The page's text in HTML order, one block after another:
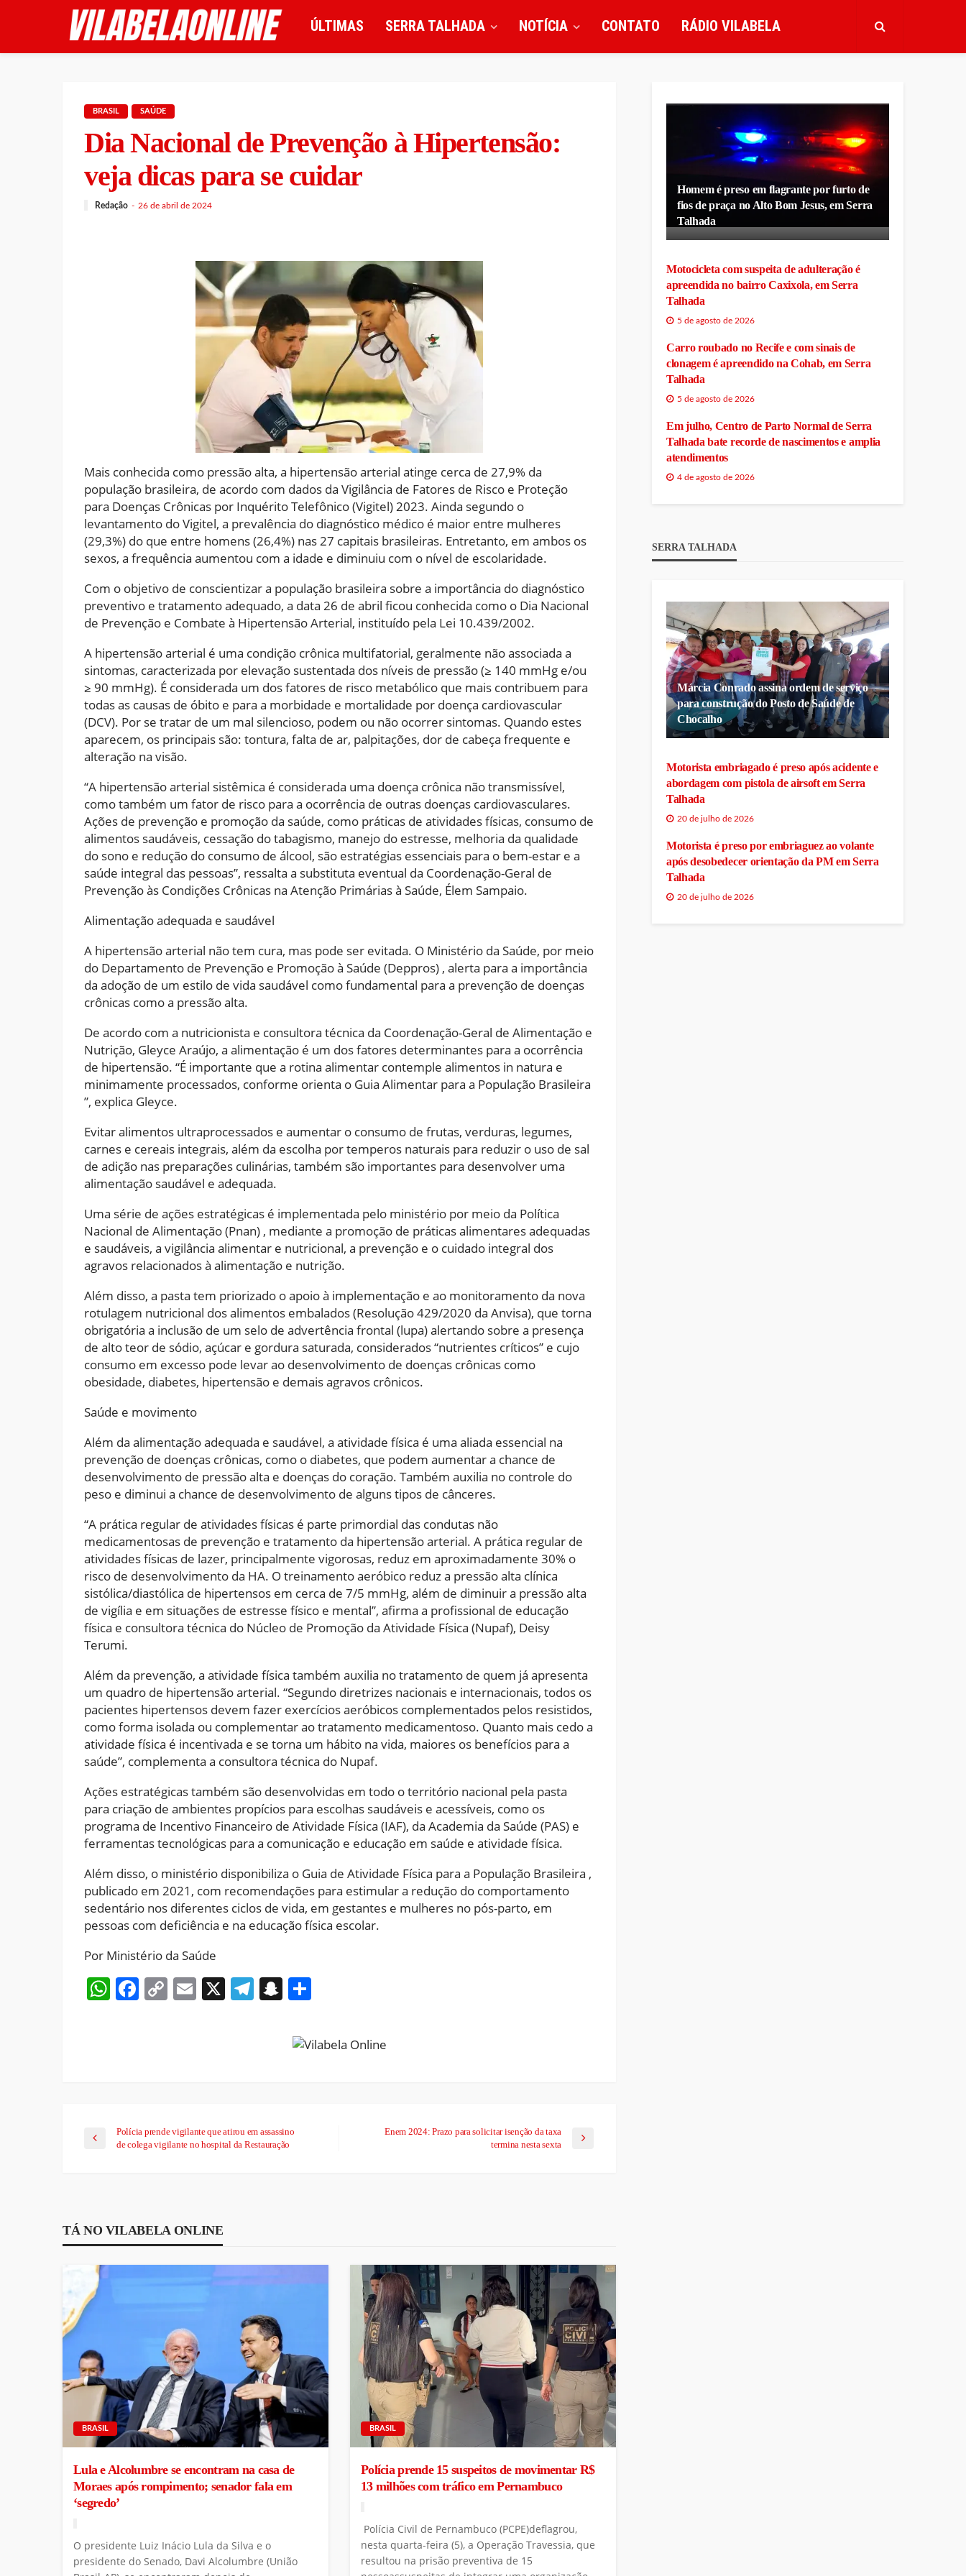
ÚLTIMAS SERRA TALHADA NOTÍCIA CONTATO RÁDIO VILABELA
BRASIL SAÚDE
Dia Nacional de Prevenção à Hipertensão:
veja dicas para se cuidar
Redação 26 de abril de 2024
Mais conhecida como pressão alta, a hipertensão arterial atinge cerca de 27,9% da
população brasileira, de acordo com dados da Vigilância de Fatores de Risco e Proteção
para Doenças Crônicas por Inquérito Telefônico (Vigitel) 2023. Ainda segundo o
levantamento do Vigitel, a prevalência do diagnóstico médico é maior entre mulheres
(29,3%) do que entre homens (26,4%) nas 27 capitais brasileiras. Entretanto, em ambos os
sexos, a frequência aumentou com a idade e diminuiu com o nível de escolaridade.
Com o objetivo de conscientizar a população brasileira sobre a importância do diagnóstico
preventivo e tratamento adequado, a data 26 de abril ficou conhecida como o Dia Nacional
de Prevenção e Combate à Hipertensão Arterial, instituído pela Lei 10.439/2002.
A hipertensão arterial é uma condição crônica multifatorial, geralmente não associada a
sintomas, caracterizada por elevação sustentada dos níveis de pressão (≥ 140 mmHg e/ou
≥ 90 mmHg). É considerada um dos fatores de risco metabólico que mais contribuem para
todas as causas de óbito e para a morbidade e mortalidade por doença cardiovascular
(DCV). Por se tratar de um mal silencioso, podem ou não ocorrer sintomas. Quando estes
aparecem, os principais são: tontura, falta de ar, palpitações, dor de cabeça frequente e
alteração na visão.
“A hipertensão arterial sistêmica é considerada uma doença crônica não transmissível,
como também um fator de risco para a ocorrência de outras doenças cardiovasculares.
Ações de prevenção e promoção da saúde, como práticas de atividades físicas, consumo de
alimentos saudáveis, cessação do tabagismo, manejo do estresse, melhoria da qualidade
do sono e redução do consumo de álcool, são estratégias essenciais para o bem-estar e a
saúde integral das pessoas”, ressalta a substituta eventual da Coordenação-Geral de
Prevenção às Condições Crônicas na Atenção Primárias à Saúde, Élem Sampaio.
Alimentação adequada e saudável
A hipertensão arterial não tem cura, mas pode ser evitada. O Ministério da Saúde, por meio
do Departamento de Prevenção e Promoção à Saúde (Deppros) , alerta para a importância
da adoção de um estilo de vida saudável como fundamental para a prevenção de doenças
crônicas como a pressão alta.
De acordo com a nutricionista e consultora técnica da Coordenação-Geral de Alimentação e
Nutrição, Gleyce Araújo, a alimentação é um dos fatores determinantes para a ocorrência
de hipertensão. “É importante que a rotina alimentar contemple alimentos in natura e
minimamente processados, conforme orienta o Guia Alimentar para a População Brasileira
”, explica Gleyce.
Evitar alimentos ultraprocessados e aumentar o consumo de frutas, verduras, legumes,
carnes e cereais integrais, além da escolha por temperos naturais para reduzir o uso de sal
de adição nas preparações culinárias, também são importantes para desenvolver uma
alimentação saudável e adequada.
Uma série de ações estratégicas é implementada pelo ministério por meio da Política
Nacional de Alimentação (Pnan) , mediante a promoção de práticas alimentares adequadas
e saudáveis, a vigilância alimentar e nutricional, a prevenção e o cuidado integral dos
agravos relacionados à alimentação e nutrição.
Além disso, a pasta tem priorizado o apoio à implementação e ao monitoramento da nova
rotulagem nutricional dos alimentos embalados (Resolução 429/2020 da Anvisa), que torna
obrigatória a inclusão de um selo de advertência frontal (lupa) alertando sobre a presença
de alto teor de sódio, açúcar e gordura saturada, considerados “nutrientes críticos” e cujo
consumo em excesso pode levar ao desenvolvimento de doenças crônicas como
obesidade, diabetes, hipertensão e demais agravos crônicos.
Saúde e movimento
Além da alimentação adequada e saudável, a atividade física é uma aliada essencial na
prevenção de doenças crônicas, como o diabetes, que podem aumentar a chance de
desenvolvimento de pressão alta e doenças do coração. Também auxilia no controle do
peso e diminui a chance de desenvolvimento de alguns tipos de cânceres.
“A prática regular de atividades físicas é parte primordial das condutas não
medicamentosas de prevenção e tratamento da hipertensão arterial. A prática regular de
atividades físicas de lazer, principalmente vigorosas, reduz em aproximadamente 30% o
risco de desenvolvimento da HA. O treinamento aeróbico reduz a pressão alta clínica
sistólica/diastólica de hipertensos em cerca de 7/5 mmHg, além de diminuir a pressão alta
de vigília e em situações de estresse físico e mental”, afirma a profissional de educação
física e consultora técnica do Núcleo de Promoção da Atividade Física (Nupaf), Deisy
Terumi.
Além da prevenção, a atividade física também auxilia no tratamento de quem já apresenta
um quadro de hipertensão arterial. “Segundo diretrizes nacionais e internacionais, todos os
pacientes hipertensos devem fazer exercícios aeróbicos complementados pelos resistidos,
como forma isolada ou complementar ao tratamento medicamentoso. Quanto mais cedo a
atividade física é incentivada e se torna um hábito na vida, maiores os benefícios para a
saúde”, complementa a consultora técnica do Nupaf.
Ações estratégicas também são desenvolvidas em todo o território nacional pela pasta
para criação de ambientes propícios para escolhas saudáveis e acessíveis, como os
programa de Incentivo Financeiro de Atividade Física (IAF), da Academia da Saúde (PAS) e
ferramentas tecnológicas para a comunicação e educação em saúde e atividade física.
Além disso, o ministério disponibiliza o Guia de Atividade Física para a População Brasileira ,
publicado em 2021, com recomendações para estimular a redução do comportamento
sedentário nos diferentes ciclos de vida, em gestantes e mulheres no pós-parto, em
pessoas com deficiência e na educação física escolar.
Por Ministério da Saúde
WhatsApp
Facebook
CopyEmail
X Telegram
Snapchat
Polícia prende vigilante que atirou em assassino
de colega vigilante no hospital da Restauração
Enem 2024: Prazo para solicitar isenção da taxa
termina nesta sexta
TÁ NO VILABELA ONLINE
BRASIL
Lula e Alcolumbre se encontram na casa de
Moraes após rompimento; senador fala em
‘segredo’
O presidente Luiz Inácio Lula da Silva e o
presidente do Senado, Davi Alcolumbre (União
BRASIL
Polícia prende 15 suspeitos de movimentar R$
13 milhões com tráfico em Pernambuco
Polícia Civil de Pernambuco (PCPE)deflagrou,
nesta quarta-feira (5), a Operação Travessia, que
resultou na prisão preventiva de 15
Homem é preso em flagrante por furto de
fios de praça no Alto Bom Jesus, em Serra
Talhada
Motocicleta com suspeita de adulteração é
apreendida no bairro Caxixola, em Serra
Talhada
5 de agosto de 2026
Carro roubado no Recife e com sinais de
clonagem é apreendido na Cohab, em Serra
Talhada
5 de agosto de 2026
Em julho, Centro de Parto Normal de Serra
Talhada bate recorde de nascimentos e amplia
atendimentos
4 de agosto de 2026
SERRA TALHADA
Márcia Conrado assina ordem de serviço
para construção do Posto de Saúde de
Chocalho
Motorista embriagado é preso após acidente e
abordagem com pistola de airsoft em Serra
Talhada
20 de julho de 2026
Motorista é preso por embriaguez ao volante
após desobedecer orientação da PM em Serra
Talhada
20 de julho de 2026